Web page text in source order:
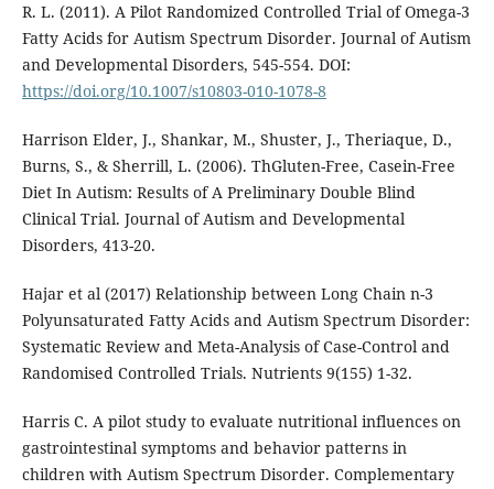
R. L. (2011). A Pilot Randomized Controlled Trial of Omega-3
Fatty Acids for Autism Spectrum Disorder. Journal of Autism
and Developmental Disorders, 545-554. DOI:
https://doi.org/10.1007/s10803-010-1078-8
Harrison Elder, J., Shankar, M., Shuster, J., Theriaque, D.,
Burns, S., & Sherrill, L. (2006). ThGluten-Free, Casein-Free
Diet In Autism: Results of A Preliminary Double Blind
Clinical Trial. Journal of Autism and Developmental
Disorders, 413-20.
Hajar et al (2017) Relationship between Long Chain n-3
Polyunsaturated Fatty Acids and Autism Spectrum Disorder:
Systematic Review and Meta-Analysis of Case-Control and
Randomised Controlled Trials. Nutrients 9(155) 1-32.
Harris C. A pilot study to evaluate nutritional influences on
gastrointestinal symptoms and behavior patterns in
children with Autism Spectrum Disorder. Complementary